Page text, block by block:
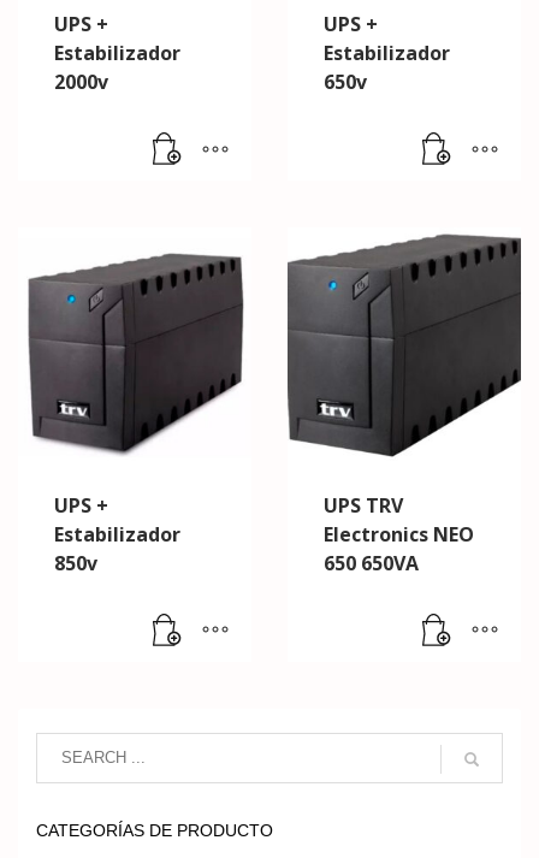
UPS +
Estabilizador
2000v
UPS +
Estabilizador
650v
UPS +
Estabilizador
850v
UPS TRV
Electronics NEO
650 650VA
CATEGORÍAS DE PRODUCTO